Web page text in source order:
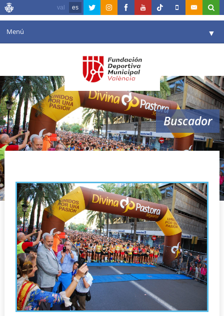
val es
Menú ▼
Agenda
Instalaciones ▼
Comunicación ▼
Valencia en deporte ▼
Reservas
Buscador
prueba esfuerzo